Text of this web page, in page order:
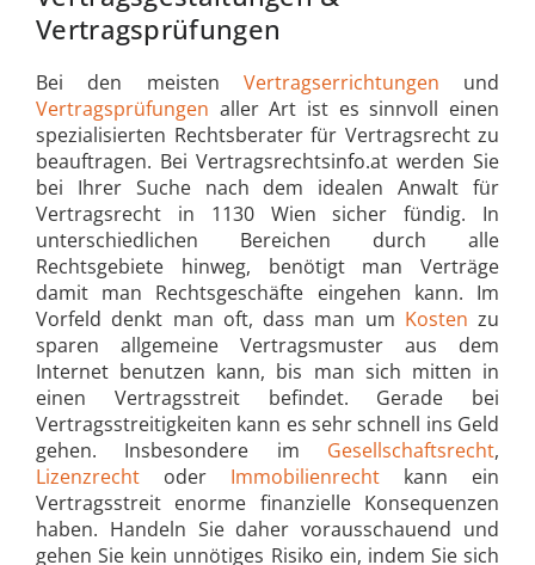
Vertragsprüfungen
Bei den meisten Vertragserrichtungen und
Vertragsprüfungen aller Art ist es sinnvoll einen
spezialisierten Rechtsberater für Vertragsrecht zu
beauftragen. Bei Vertragsrechtsinfo.at werden Sie
bei Ihrer Suche nach dem idealen Anwalt für
Vertragsrecht in 1130 Wien sicher fündig. In
unterschiedlichen Bereichen durch alle
Rechtsgebiete hinweg, benötigt man Verträge
damit man Rechtsgeschäfte eingehen kann. Im
Vorfeld denkt man oft, dass man um Kosten zu
sparen allgemeine Vertragsmuster aus dem
Internet benutzen kann, bis man sich mitten in
einen Vertragsstreit befindet. Gerade bei
Vertragsstreitigkeiten kann es sehr schnell ins Geld
gehen. Insbesondere im Gesellschaftsrecht,
Lizenzrecht oder Immobilienrecht kann ein
Vertragsstreit enorme finanzielle Konsequenzen
haben. Handeln Sie daher vorausschauend und
gehen Sie kein unnötiges Risiko ein, indem Sie sich